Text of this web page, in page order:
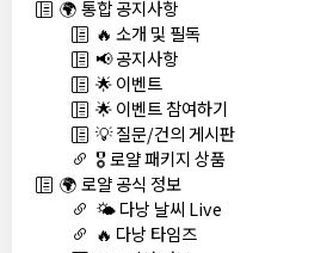
🌍 통합 공지사항
🔥 소개 및 필독
📢 공지사항
🌟 이벤트
🌟 이벤트 참여하기
💡 질문/건의 게시판
🎖️ 로얄 패키지 상품
🌍 로얄 공식 정보
🌤️ 다낭 날씨 Live
🔥 다낭 타임즈